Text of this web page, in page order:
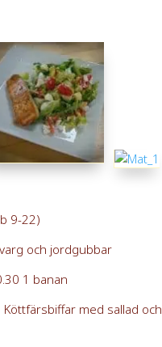
9-22)
och jordgubbar
1 banan
med sallad och